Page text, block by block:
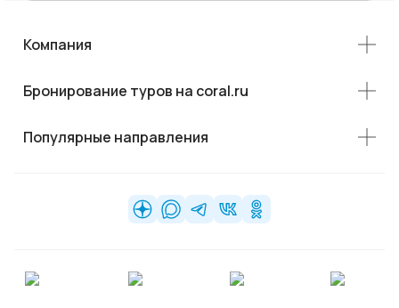
Компания
Бронирование туров на coral.ru
Популярные направления